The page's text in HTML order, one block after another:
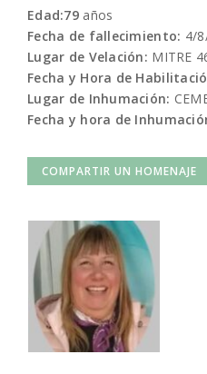
Edad:79años
Fecha de fallecimiento: 4/
Lugar de Velación: MITRE
Fecha y Hora de
Lugar de Inhumación:
Fecha y hora de
COMPARTIR UN HOMENAJE